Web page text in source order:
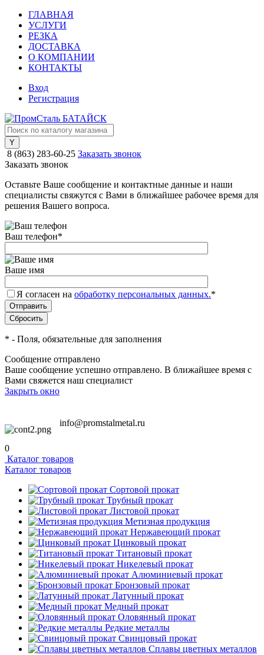
ГЛАВНАЯ
УСЛУГИ
РЕЗКА
ДОСТАВКА
О КОМПАНИИ
КОНТАКТЫ
Вход
Регистрация
8 (863) 283-60-25 Заказать звонок
Заказать звонок
Оставьте Ваше сообщение и контактные данные и наши
специалисты свяжутся с Вами в ближайшее рабочее время для
решения Вашего вопроса.
Ваш телефон*
Ваше имя
Я согласен на обработку персональных данных.*
* - Поля, обязательные для заполнения
Сообщение отправлено
Ваше сообщение успешно отправлено. В ближайшее время с
Вами свяжется наш специалист
Закрыть окно
info@promstalmetal.ru
0
Каталог товаров
Каталог товаров
Сортовой прокат
Трубный прокат
Листовой прокат
Метизная продукция
Нержавеющий прокат
Цинковый прокат
Титановый прокат
Никелевый прокат
Алюминиевый прокат
Бронзовый прокат
Латунный прокат
Медный прокат
Оловянный прокат
Редкие металлы
Свинцовый прокат
Сплавы цветных металлов